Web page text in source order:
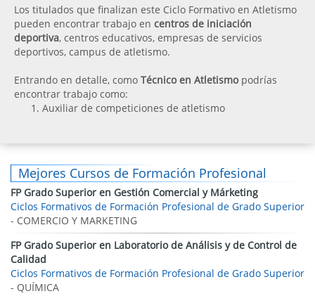
Los titulados que finalizan este Ciclo Formativo en Atletismo
pueden encontrar trabajo en centros de iniciación
deportiva, centros educativos, empresas de servicios
deportivos, campus de atletismo.
Entrando en detalle, como Técnico en Atletismo podrías
encontrar trabajo como:
Auxiliar de competiciones de atletismo
Mejores Cursos de Formación Profesional
FP Grado Superior en Gestión Comercial y Márketing
Ciclos Formativos de Formación Profesional de Grado Superior
- COMERCIO Y MARKETING
FP Grado Superior en Laboratorio de Análisis y de Control de
Calidad
Ciclos Formativos de Formación Profesional de Grado Superior
- QUÍMICA